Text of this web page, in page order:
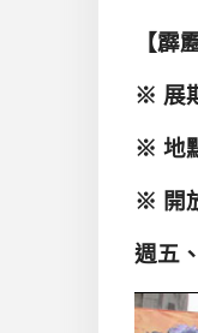
【霹
※ 展
※ 地
※ 開
週五